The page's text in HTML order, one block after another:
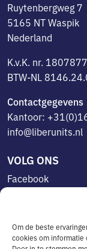
Om de beste
cookies om informatie
Ruytenbergweg 7
5165 NT Waspik
Nederland
K.v.K. nr.
BTW-NL
Contactgegevens
Kantoor:
info@liberunits.nl
VOLG ONS
Facebook